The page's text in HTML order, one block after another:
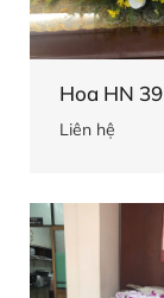
Hoa HN 39
Liên hệ